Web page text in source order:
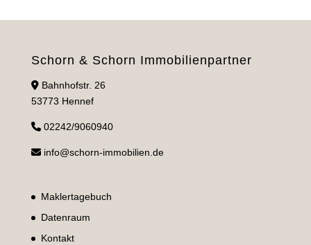
Schorn & Schorn Immobilienpartner
Bahnhofstr. 26
53773 Hennef
02242/9060940
info@schorn-immobilien.de
Maklertagebuch
Datenraum
Kontakt